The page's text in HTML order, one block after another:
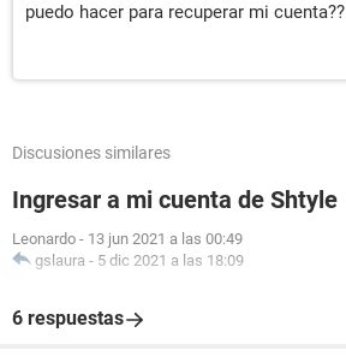
puedo hacer para recuperar mi cuenta??
Discusiones similares
Ingresar a mi cuenta de Shtyle
Leonardo - 13 jun 2021 a las 00:49
gslaura - 5 dic 2021 a las 18:09
6 respuestas